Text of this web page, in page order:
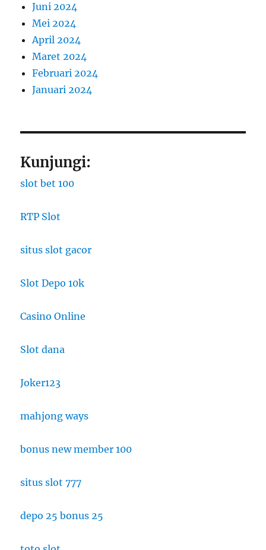
Juni 2024
Mei 2024
April 2024
Maret 2024
Februari 2024
Januari 2024
Kunjungi:
slot bet 100
RTP Slot
situs slot gacor
Slot Depo 10k
Casino Online
Slot dana
Joker123
mahjong ways
bonus new member 100
situs slot 777
depo 25 bonus 25